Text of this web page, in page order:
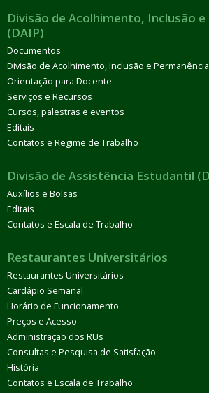
Divisão de Acolhimento, Inclusão
(DAIP)
Documentos
Divisão de Acolhimento, Inclusão e Permanência
Orientação para Docente
Serviços e Recursos
Cursos, palestras e eventos
Editais
Contatos e Regime de Trabalho
Divisão de Assistência Estudantil
Auxílios e Bolsas
Editais
Contatos e Escala de Trabalho
Restaurantes Universitários
Restaurantes Universitários
Cardápio Semanal
Horário de Funcionamento
Preços e Acesso
Administração dos RUs
Consultas e Pesquisa de Satisfação
História
Contatos e Escala de Trabalho